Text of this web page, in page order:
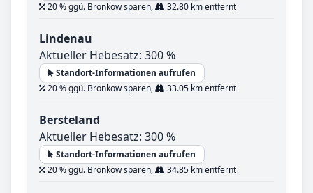
20 % ggü. Bronkow sparen,
32.80 km entfernt
Lindenau
Aktueller Hebesatz: 300 %
Standort-Informationen aufrufen
20 % ggü. Bronkow sparen,
33.05 km entfernt
Bersteland
Aktueller Hebesatz: 300 %
Standort-Informationen aufrufen
20 % ggü. Bronkow sparen,
34.85 km entfernt